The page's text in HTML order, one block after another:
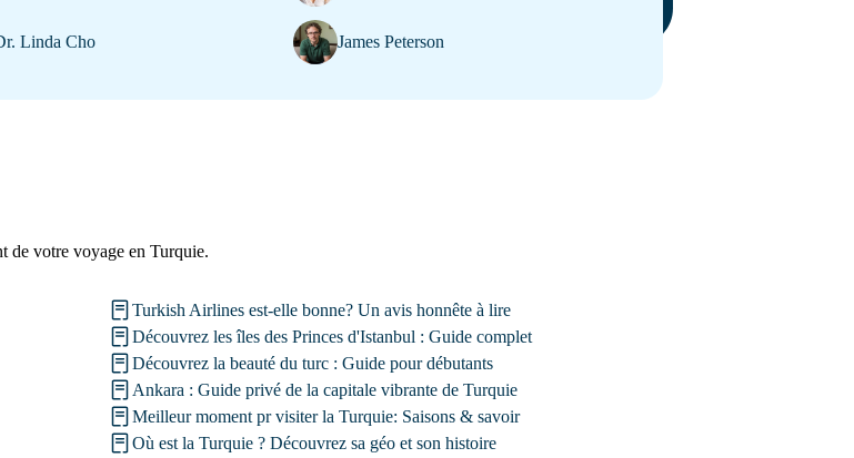
Linda Cho James Peterson
de votre voyage en Turquie.
Turkish Airlines est-elle bonne? Un avis honnête à lire
Découvrez les îles des Princes d'Istanbul : Guide complet
Découvrez la beauté du turc : Guide pour débutants
Ankara : Guide privé de la capitale vibrante de Turquie
Meilleur moment pr visiter la Turquie: Saisons & savoir
Où est la Turquie ? Découvrez sa géo et son histoire